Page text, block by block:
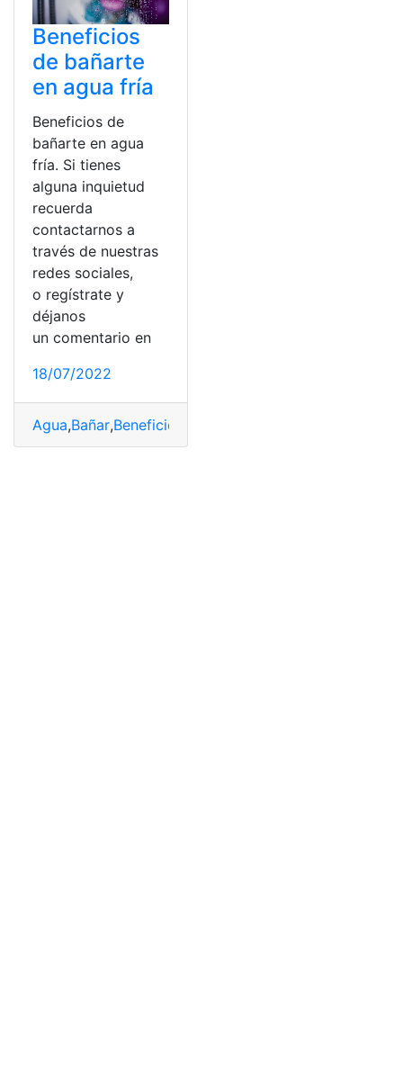
Beneficios
de bañarte
en agua fría
Beneficios de
bañarte en agua
fría. Si tienes
alguna inquietud
recuerda
contactarnos a
través de nuestras
redes sociales,
o regístrate y
déjanos
un comentario en
18/07/2022
Agua,Bañar,Beneficio